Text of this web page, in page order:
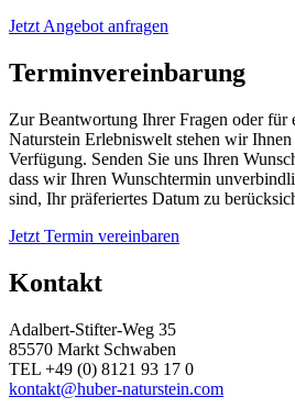
Jetzt Angebot anfragen
Terminvereinbarung
Zur Beantwortung Ihrer Fragen oder für
Naturstein Erlebniswelt stehen wir
Verfügung. Senden Sie uns Ihren
dass wir Ihren Wunschtermin
sind, Ihr präferiertes Datum zu
Jetzt Termin vereinbaren
Kontakt
Adalbert-Stifter-Weg 35
85570 Markt Schwaben
TEL +49 (0) 8121 93 17 0
kontakt@huber-naturstein.com